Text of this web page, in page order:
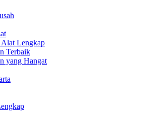
Alat Lengkap
Terbaik
yang Hangat